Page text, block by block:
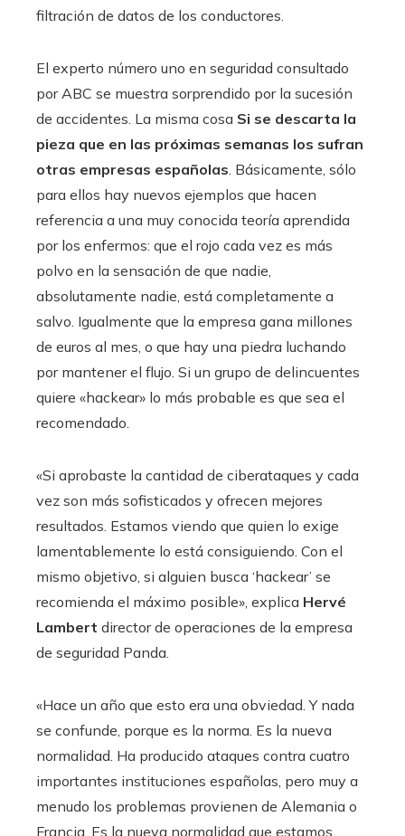
filtración de datos de los conductores.
El experto número uno en seguridad consultado
por ABC se muestra sorprendido por la sucesión
de accidentes. La misma cosa Si se descarta la
pieza que en las próximas semanas los sufran
otras empresas españolas. Básicamente, sólo
para ellos hay nuevos ejemplos que hacen
referencia a una muy conocida teoría aprendida
por los enfermos: que el rojo cada vez es más
polvo en la sensación de que nadie,
absolutamente nadie, está completamente a
salvo. Igualmente que la empresa gana millones
de euros al mes, o que hay una piedra luchando
por mantener el flujo. Si un grupo de delincuentes
quiere «hackear» lo más probable es que sea el
recomendado.
«Si aprobaste la cantidad de ciberataques y cada
vez son más sofisticados y ofrecen mejores
resultados. Estamos viendo que quien lo exige
lamentablemente lo está consiguiendo. Con el
mismo objetivo, si alguien busca ‘hackear’ se
recomienda el máximo posible», explica Hervé
Lambert director de operaciones de la empresa
de seguridad Panda.
«Hace un año que esto era una obviedad. Y nada
se confunde, porque es la norma. Es la nueva
normalidad. Ha producido ataques contra cuatro
importantes instituciones españolas, pero muy a
menudo los problemas provienen de Alemania o
Francia. Es la nueva normalidad que estamos